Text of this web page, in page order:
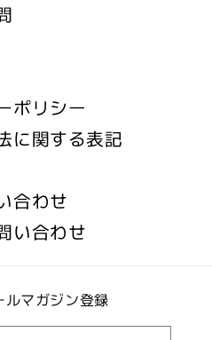
ポリシー
に関する表記
合わせ
い合わせ
ルマガジン登録